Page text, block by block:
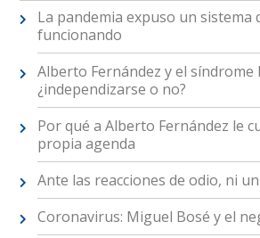
La pandemia expuso un sistema
funcionando
Alberto Fernández y el síndrome
¿independizarse o no?
Por qué a Alberto Fernández le
propia agenda
Ante las reacciones de odio, ni
Coronavirus: Miguel Bosé y el